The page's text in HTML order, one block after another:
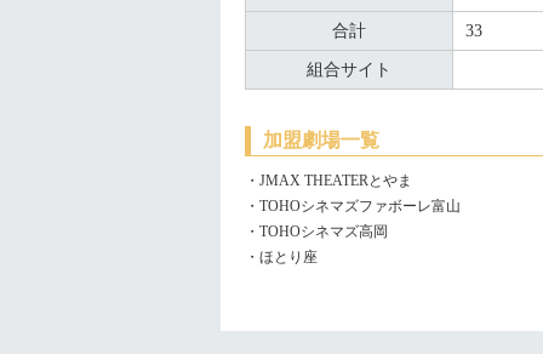
合計 33
組合サイト
加盟劇場一覧
・JMAX THEATERとやま
・TOHOシネマズファボーレ富山
・TOHOシネマズ高岡
・ほとり座